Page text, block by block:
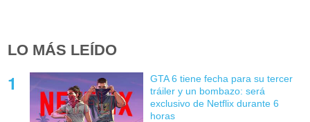
LO MÁS LEÍDO
GTA 6 tiene fecha para su tercer
tráiler y un bombazo: será
exclusivo de Netflix durante 6
horas